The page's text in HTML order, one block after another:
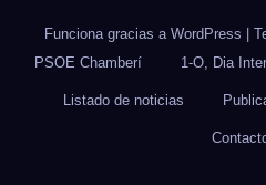
Funciona gracias a WordPress
PSOE Chamberí
1-O, Dia
Listado de noticias